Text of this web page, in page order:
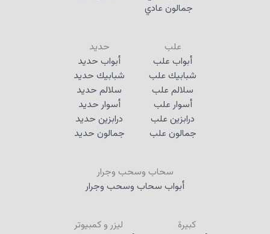
جمالون عادي
علب
أبواب علب
شبابيك علب
سلالم علب
أسوار علب
درابزين علب
جمالون علب
حديد
أبواب حديد
شبابيك حديد
سلالم حديد
أسوار حديد
درابزين حديد
جمالون حديد
سحاب وسحب وجرار
أبواب سحاب وسحب وجرار
كبيرة
ليزر و كمبيوتر